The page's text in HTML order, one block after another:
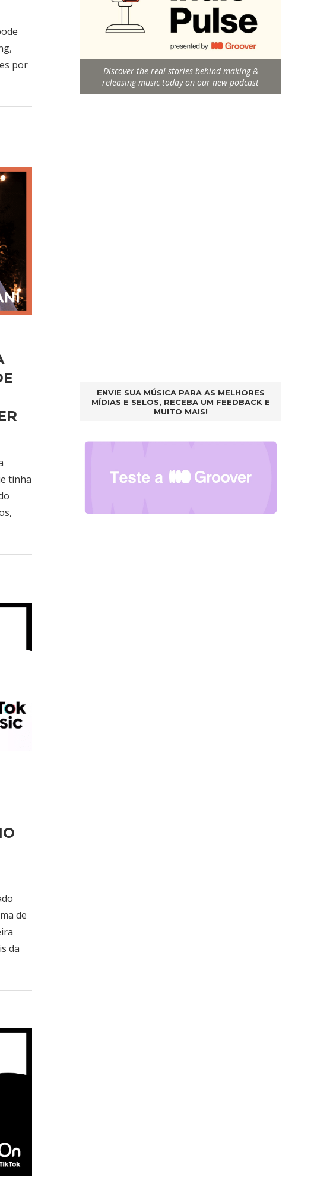
por
tinha
de
da
Discover the real stories behind making &
releasing music today on our new podcast
ENVIE SUA MÚSICA PARA AS MELHORES
MÍDIAS E SELOS, RECEBA UM FEEDBACK E
MUITO MAIS!